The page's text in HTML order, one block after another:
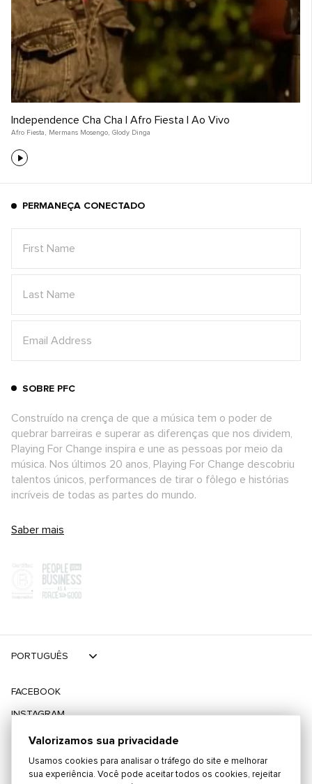
Independence Cha Cha | Afro Fiesta | Ao Vivo
Afro Fiesta , Mermans Mosengo, Glody Dinga
PERMANEÇA CONECTADO
SOBRE PFC
Construído na crença de que a música tem o poder de
quebrar barreiras e superar as diferenças que nos dividem,
Playing For Change inspira e une as pessoas por meio da
música. Nos últimos 20 anos, Playing For Change descobriu
talentos únicos, performances de tirar o fôlego e histórias
incríveis de todas as partes do mundo.
Saber mais
FACEBOOK
INSTAGRAM
TIKTOK
TWITTER
PORTUGUÊS
Valorizamos sua privacidade
Usamos cookies para analisar o tráfego do site e melhorar
sua experiência. Você pode aceitar todos os cookies, rejeitar